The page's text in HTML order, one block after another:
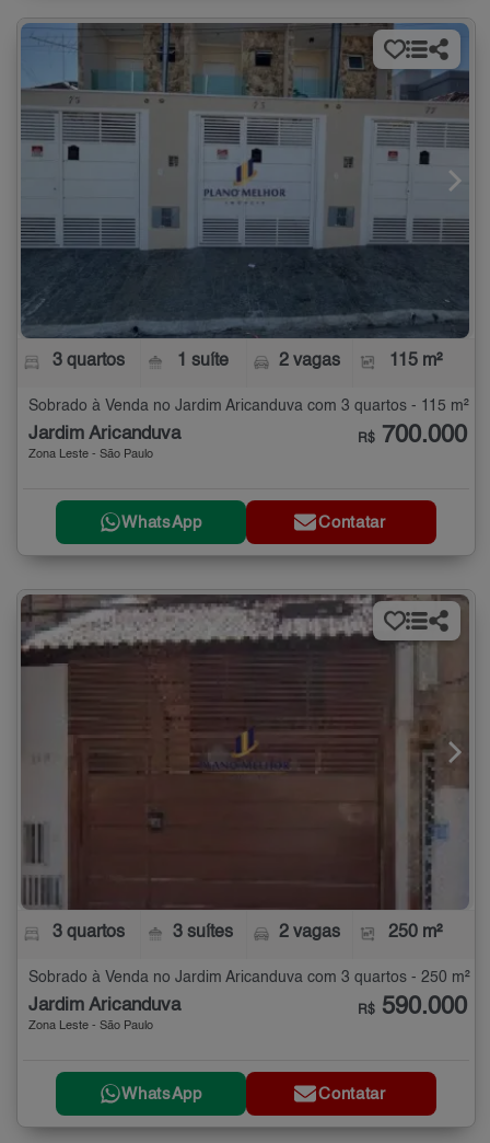
3 quartos 1 suíte 2 vagas 115 m²
Sobrado à Venda no Jardim Aricanduva com 3 quartos - 115 m²
Jardim Aricanduva
Zona Leste - São Paulo
R$ 700.000
WhatsApp Contatar
3 quartos 3 suítes 2 vagas 250 m²
Sobrado à Venda no Jardim Aricanduva com 3 quartos - 250 m²
Jardim Aricanduva
Zona Leste - São Paulo
R$ 590.000
WhatsApp Contatar